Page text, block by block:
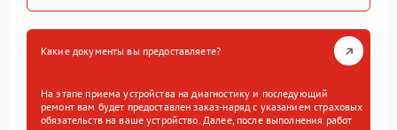
Какие документы вы предоставляете?
На этапе приема устройства на диагностику и последующий
ремонт вам будет предоставлен заказ-наряд с указанием страховых
обязательств на ваше устройство. Далее, после выполнения работ